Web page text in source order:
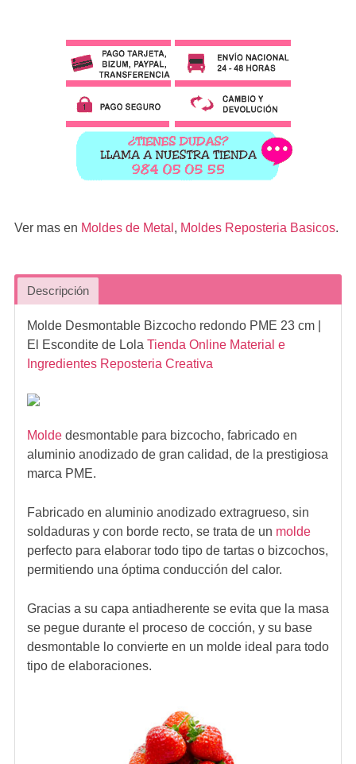
Ver mas en Moldes de Metal , Moldes Reposteria Basicos.
Descripción
Molde Desmontable Bizcocho redondo PME 23 cm|
El Escondite de Lola Tienda Online Material e
Ingredientes Reposteria Creativa
Moldedesmontable para bizcocho, fabricado en
aluminio anodizado de gran calidad, de la prestigiosa
marca PME.
Fabricado en aluminio anodizado extragrueso, sin
soldaduras y con borde recto, se trata de un molde
perfecto para elaborar todo tipo de tartas o bizcochos,
permitiendo una óptima conducción del calor.
Gracias a su capa antiadherente se evita que la masa
se pegue durante el proceso de cocción, y su base
desmontable lo convierte en un molde ideal para todo
tipo de elaboraciones.